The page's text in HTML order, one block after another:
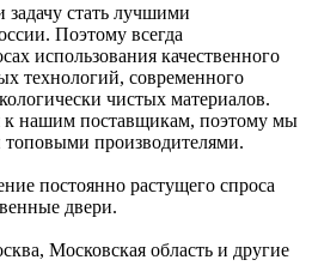
задачу стать лучшими
Поэтому всегда
использования качественного
технологий, современного
чистых материалов.
к нашим поставщикам, поэтому мы
топовыми производителями.
постоянно растущего спроса
двери.
Московская область и другие